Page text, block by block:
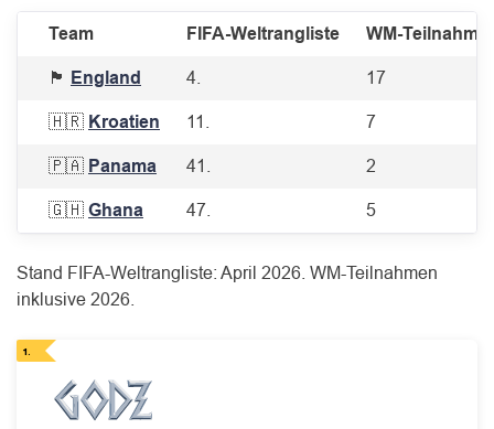
Team FIFA-Weltrangliste WM-
🏴󠁧󠁢󠁥󠁮󠁧󠁿 England 4. 17
🇭🇷 Kroatien 11. 7
🇵🇦 Panama 41. 2
🇬🇭 Ghana 47. 5
Stand FIFA-Weltrangliste: April 2026. WM-Teilnahmen
inklusive 2026.